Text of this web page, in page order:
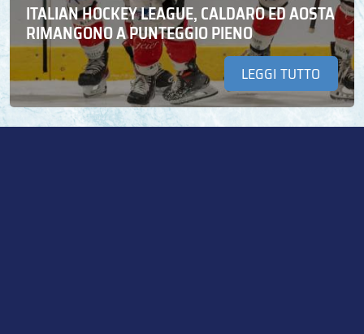
ITALIAN HOCKEY LEAGUE, CALDARO ED AOSTA
RIMANGONO A PUNTEGGIO PIENO
LEGGI TUTTO